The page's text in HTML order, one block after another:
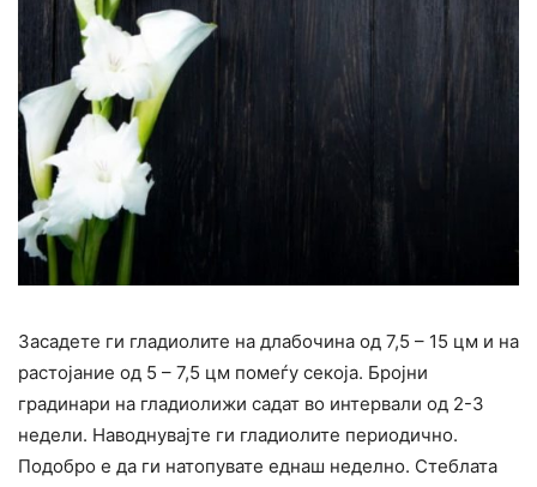
Засадете ги гладиолите на длабочина од 7,5 – 15 цм и на
растојание од 5 – 7,5 цм помеѓу секоја. Бројни
градинари на гладиолижи садат во интервали од 2-3
недели. Наводнувајте ги гладиолите периодично.
Подобро е да ги натопувате еднаш неделно. Стеблата